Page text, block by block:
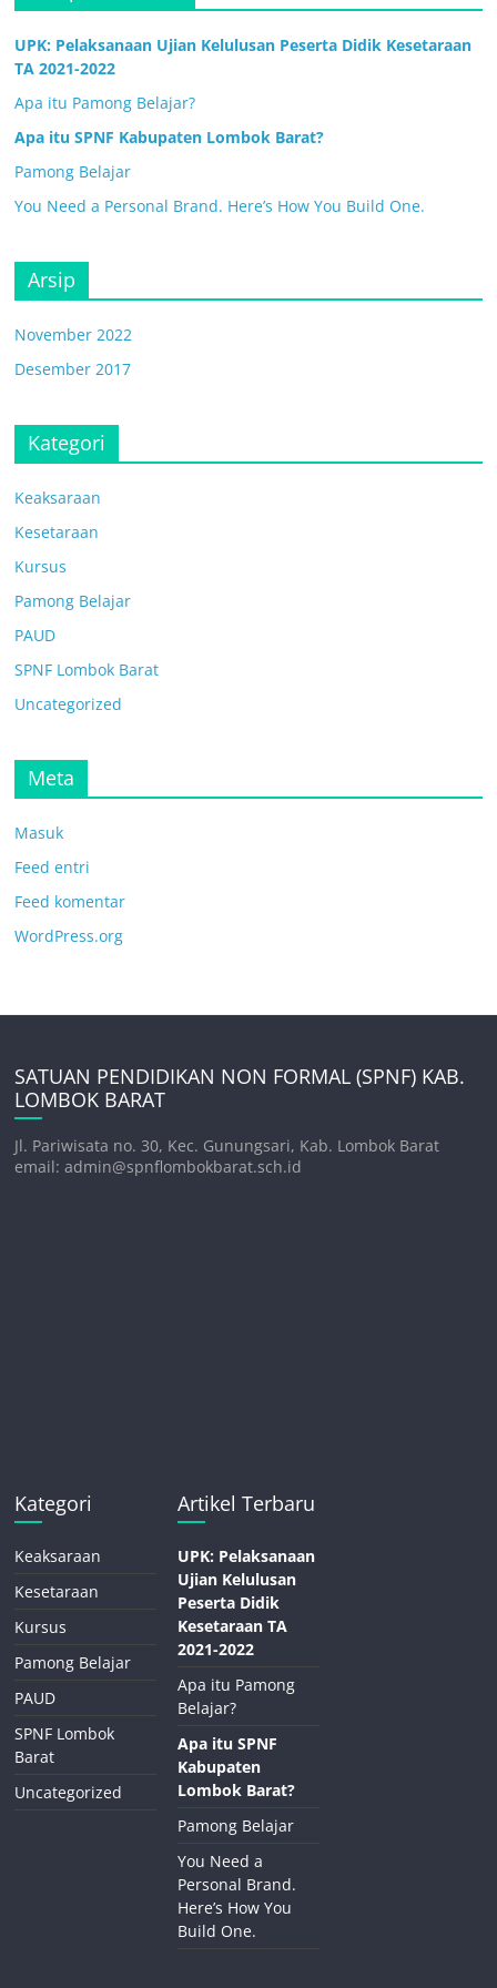
UPK: Pelaksanaan Ujian Kelulusan Peserta Didik Kesetaraan
TA 2021-2022
Apa itu Pamong Belajar?
Apa itu SPNF Kabupaten Lombok Barat?
Pamong Belajar
You Need a Personal Brand. Here’s How You Build One.
Arsip
November 2022
Desember 2017
Kategori
Keaksaraan
Kesetaraan
Kursus
Pamong Belajar
PAUD
SPNF Lombok Barat
Uncategorized
Meta
Masuk
Feed entri
Feed komentar
WordPress.org
SATUAN PENDIDIKAN NON FORMAL (SPNF) KAB.
LOMBOK BARAT
Jl. Pariwisata no. 30, Kec. Gunungsari, Kab. Lombok Barat
email: admin@spnflombokbarat.sch.id
Kategori
Keaksaraan
Kesetaraan
Kursus
Pamong Belajar
PAUD
SPNF Lombok
Barat
Uncategorized
Artikel Terbaru
UPK: Pelaksanaan
Ujian Kelulusan
Peserta Didik
Kesetaraan TA
2021-2022
Apa itu Pamong
Belajar?
Apa itu SPNF
Kabupaten
Lombok Barat?
Pamong Belajar
You Need a
Personal Brand.
Here’s How You
Build One.